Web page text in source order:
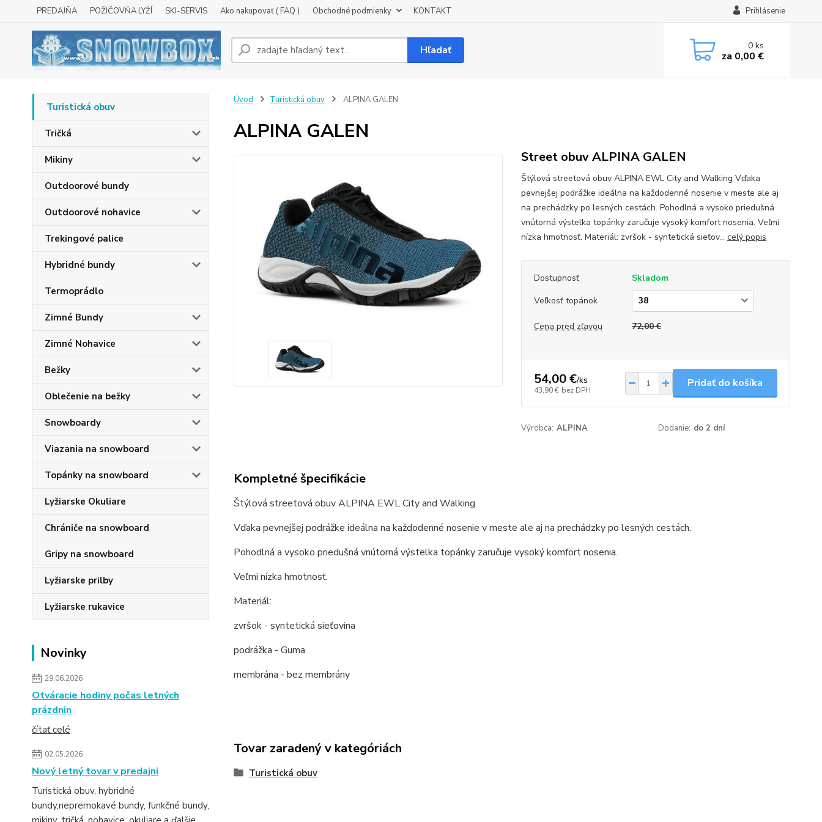
PREDAJŇA POŽIČOVŇA LYŽÍ SKI-SERVIS Ako nakupovať ( FAQ ) Obchodné podmienky KONTAKT Prihlásenie
Hľadať 0ks
za 0,00 €
Turistická obuv
Tričká
Mikiny
Outdoorové bundy
Outdoorové nohavice
Trekingové palice
Hybridné bundy
Termoprádlo
Zimné Bundy
Zimné Nohavice
Bežky
Oblečenie na bežky
Snowboardy
Viazania na snowboard
Topánky na snowboard
Lyžiarske Okuliare
Chrániče na snowboard
Gripy na snowboard
Lyžiarske prilby
Lyžiarske rukavice
Novinky
29.06.2026
Otváracie hodiny počas letných
prázdnin
čítať celé
02.05.2026
Nový letný tovar v predajni
Turistická obuv, hybridné
bundy,nepremokavé bundy, funkčné bundy,
Úvod Turistická obuv ALPINA GALEN
ALPINA GALEN
Street obuv ALPINA GALEN
Štýlová streetová obuv ALPINA EWL City and Walking Vďaka
pevnejšej podrážke ideálna na každodenné nosenie v meste ale aj
na prechádzky po lesných cestách. Pohodlná a vysoko priedušná
vnútorná výstelka topánky zaručuje vysoký komfort nosenia. Veľmi
nízka hmotnosť. Materiál: zvršok - syntetická sieťov... celý popis
Dostupnosť
Skladom
Veľkosť topánok
Cena pred zľavou 72,00 €
54,00 €/ks
43,90 € bez DPH
Pridať do košíka
Výrobca: ALPINA Dodanie: do 2 dní
Kompletné špecifikácie
Štýlová streetová obuv ALPINA EWL City and Walking
Vďaka pevnejšej podrážke ideálna na každodenné nosenie v meste ale aj na prechádzky po lesných cestách.
Pohodlná a vysoko priedušná vnútorná výstelka topánky zaručuje vysoký komfort nosenia.
Veľmi nízka hmotnosť.
Materiál:
zvršok - syntetická sieťovina
podrážka - Guma
membrána - bez membrány
Tovar zaradený v kategóriách
Turistická obuv